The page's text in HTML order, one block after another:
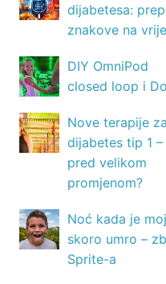
dijabetesa:
znakove na
DIY OmniPod
closed loop i
Nove terapije za
dijabetes tip 1
pred velikom
promjenom?
Noć kada je
skoro umro –
Sprite-a